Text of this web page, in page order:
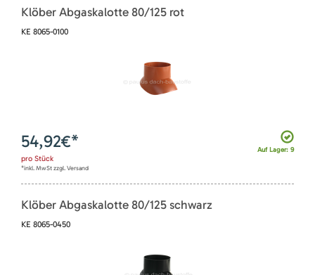
Klöber Abgaskalotte 80/125 rot
KE 8065-0100
Auf Lager: 9
54,92€*
pro Stück
*inkl. MwSt zzgl. Versand
Klöber Abgaskalotte 80/125 schwarz
KE 8065-0450